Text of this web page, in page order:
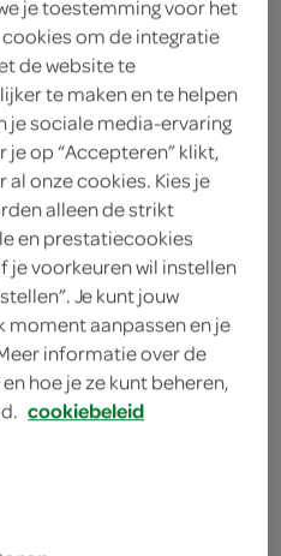
niet zichtbaar bij de
wél automatisch
met sinaasappelsmaak uit
terras, in het park of
je toestemming voor het
om de integratie
de website te
te maken en te helpen
je sociale media-ervaring
op “Accepteren” klikt,
onze cookies. Kies je
alleen de strikt
en prestatiecookies
je voorkeuren wil instellen
Je kunt jouw
aanpassen en je
informatie over de
hoe je ze kunt beheren,
cookiebeleid